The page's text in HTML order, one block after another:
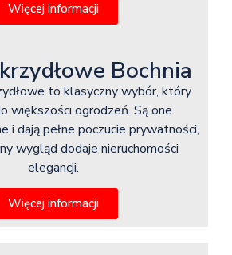
Więcej informacji
Bochnia
to klasyczny wybór, który
większości ogrodzeń. Są one
i dają pełne poczucie prywatności,
wygląd dodaje nieruchomości
elegancji.
Więcej informacji